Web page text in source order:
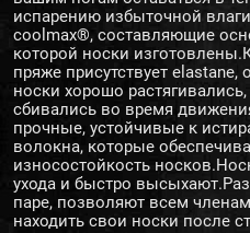
испарению избыточной
coolmax®, составляющие
которой носки
пряже присутствует
носки хорошо
сбивались во время
прочные, устойчивые к
волокна, которые
износостойкость
ухода и быстро
паре, позволяют всем
находить свои носки после